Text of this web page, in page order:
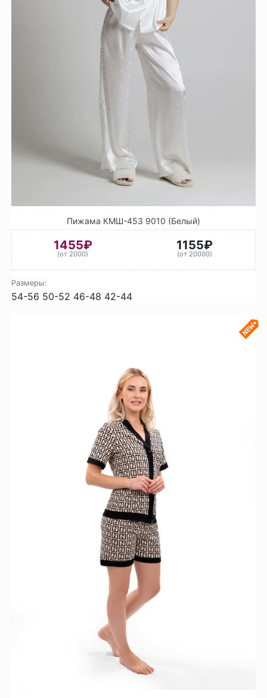
Пижама КМШ-453 9010 (Белый)
1455₽
(от 2000)
1155₽
(от 20000)
Размеры:
54-56 50-52 46-48 42-44